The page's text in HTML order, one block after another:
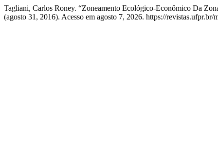
Tagliani, Carlos Roney. “Zoneamento Ecológico-Econômico Da
(agosto 31, 2016). Acesso em agosto 7, 2026. https://revistas.ufpr.br/